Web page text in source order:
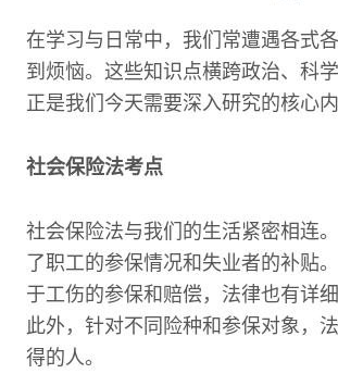
在学习与日常中，我们常遭遇各式
到烦恼。这些知识点横跨政治、科
正是我们今天需要深入研究的核心内
社会保险法考点
社会保险法与我们的生活紧密相连
了职工的参保情况和失业者的补贴
于工伤的参保和赔偿，法律也有详
此外，针对不同险种和参保对象，
得的人。